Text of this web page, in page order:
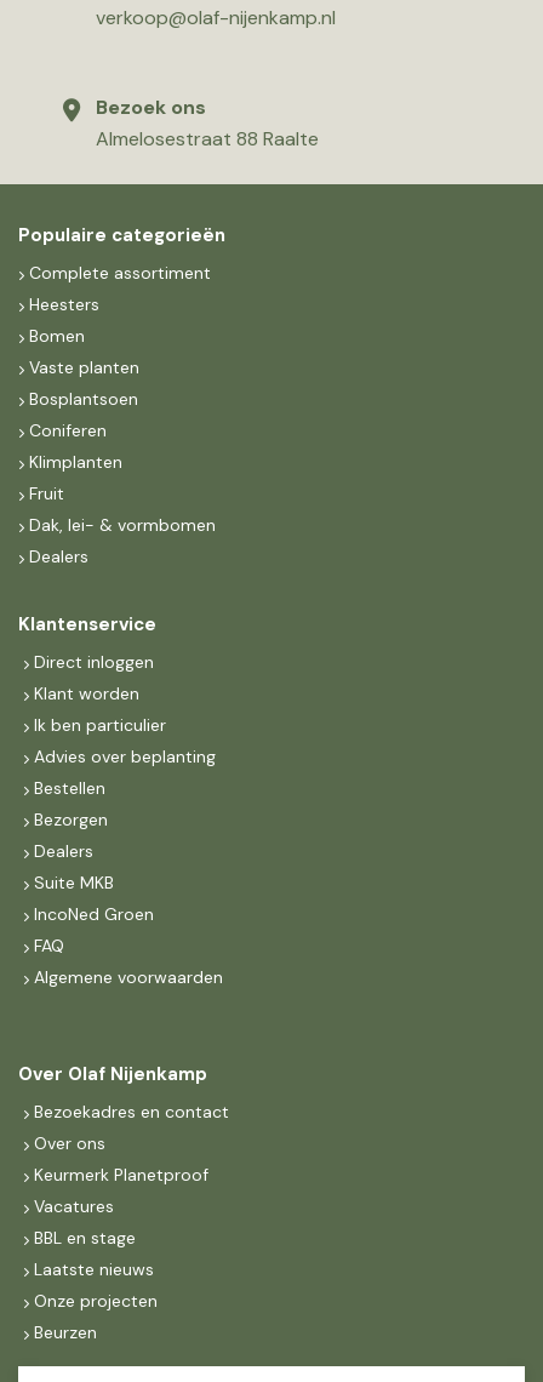
verkoop@olaf-nijenkamp.nl
Bezoek ons
Almelosestraat 88 Raalte
Populaire categorieën
Complete assortiment
Heesters
Bomen
Vaste planten
Bosplantsoen
Coniferen
Klimplanten
Fruit
Dak, lei- & vormbomen
Dealers
Klantenservice
Direct inloggen
Klant worden
Ik ben particulier
Advies over beplanting
Bestellen
Bezorgen
Dealers
Suite MKB
IncoNed Groen
FAQ
Algemene voorwaarden
Over Olaf Nijenkamp
Bezoekadres en contact
Over ons
Keurmerk Planetproof
Vacatures
BBL en stage
Laatste nieuws
Onze projecten
Beurzen